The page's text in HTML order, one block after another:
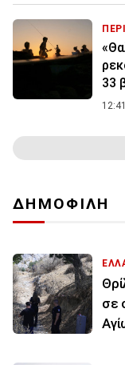
33
12:41
ΔΗΜΟΦΙΛΗ
σε